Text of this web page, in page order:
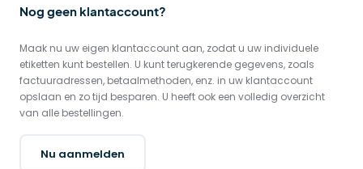
Nog geen klantaccount?
Maak nu uw eigen klantaccount aan, zodat u uw individuele
etiketten kunt bestellen. U kunt terugkerende gegevens, zoals
factuuradressen, betaalmethoden, enz. in uw klantaccount
opslaan en zo tijd besparen. U heeft ook een volledig overzicht
van alle bestellingen.
Nu aanmelden